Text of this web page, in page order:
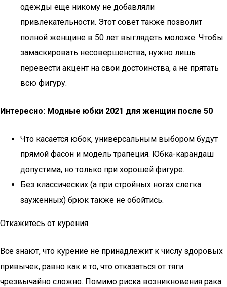
одежды еще никому не добавляли
привлекательности. Этот совет также позволит
полной женщине в 50 лет выглядеть моложе. Чтобы
замаскировать несовершенства, нужно лишь
перевести акцент на свои достоинства, а не прятать
всю фигуру.
Интересно: Модные юбки 2021 для женщин после 50
Что касается юбок, универсальным выбором будут
прямой фасон и модель трапеция. Юбка-карандаш
допустима, но только при хорошей фигуре.
Без классических (а при стройных ногах слегка
зауженных) брюк также не обойтись.
Откажитесь от курения
Все знают, что курение не принадлежит к числу здоровых
привычек, равно как и то, что отказаться от тяги
чрезвычайно сложно. Помимо риска возникновения рака